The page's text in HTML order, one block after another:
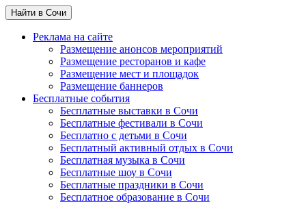
Найти в Сочи
Реклама на сайте
Размещение анонсов мероприятий
Размещение ресторанов и кафе
Размещение мест и площадок
Размещение баннеров
Бесплатные события
Бесплатные выставки в Сочи
Бесплатные фестивали в Сочи
Бесплатно с детьми в Сочи
Бесплатный активный отдых в Сочи
Бесплатная музыка в Сочи
Бесплатные шоу в Сочи
Бесплатные праздники в Сочи
Бесплатное образование в Сочи